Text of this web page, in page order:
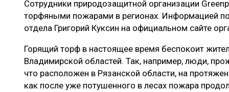
ЛЕСОВОССТАНОВЛЕНИЕ И ЗАЩИТА
ЛОГИСТИКА
ЦБП
СУШКА
МЕБЕЛЬНОЕ
Сотрудники природозащитной организации
торфяными пожарами в регионах. Информацией
отдела Григорий Куксин на официальном сайте
Горящий торф в настоящее время беспокоит
Владимирской областей. Так, например, люди,
что расположен в Рязанской области, на
как после уже потушенного в лесах пожара